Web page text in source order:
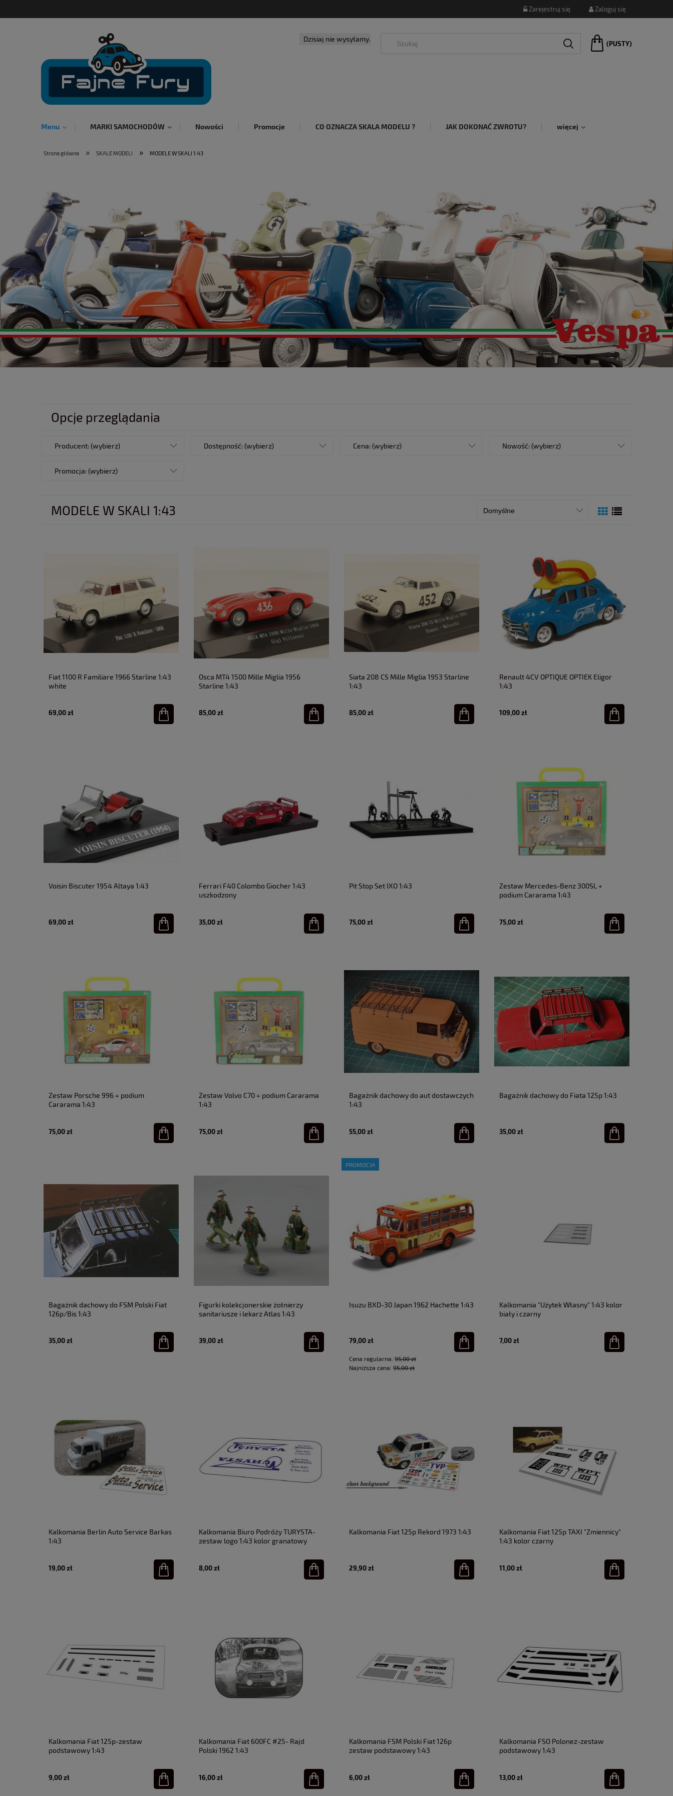
Zarejestruj się Zaloguj się
(PUSTY)
Dzisiaj nie wysyłamy.
Menu MARKI SAMOCHODÓW Nowości Promocje CO OZNACZA SKALA MODELU ? JAK DOKONAĆ ZWROTU? więcej
Strona główna » SKALE MODELI » MODELE W SKALI 1:43
Opcje przeglądania
Producent: (wybierz) Dostępność: (wybierz) Cena: (wybierz) Nowość: (wybierz)
Promocja: (wybierz)
MODELE W SKALI 1:43
Fiat 1100 R Familiare 1966 Starline 1:43
white
69,00 zł
Osca MT4 1500 Mille Miglia 1956
Starline 1:43
85,00 zł
Siata 208 CS Mille Miglia 1953 Starline
1:43
85,00 zł
Renault 4CV OPTIQUE OPTIEK Eligor
1:43
109,00 zł
Voisin Biscuter 1954 Altaya 1:43
69,00 zł
Ferrari F40 Colombo Giocher 1:43
uszkodzony
35,00 zł
Pit Stop Set IXO 1:43
75,00 zł
Zestaw Mercedes-Benz 300SL +
podium Cararama 1:43
75,00 zł
Zestaw Porsche 996 + podium
Cararama 1:43
75,00 zł
Zestaw Volvo C70 + podium Cararama
1:43
75,00 zł
Bagażnik dachowy do aut dostawczych
1:43
55,00 zł
Bagażnik dachowy do Fiata 125p 1:43
35,00 zł
Bagażnik dachowy do FSM Polski Fiat
126p/Bis 1:43
35,00 zł
Figurki kolekcjonerskie żołnierzy
sanitariusze i lekarz Atlas 1:43
39,00 zł
Isuzu BXD-30 Japan 1962 Hachette 1:43
79,00 zł
Cena regularna: 95,00 zł
Najniższa cena: 95,00 zł
PROMOCJA
Kalkomania "Użytek Własny" 1:43 kolor
biały i czarny
7,00 zł
Kalkomania Berlin Auto Service Barkas
1:43
19,00 zł
Kalkomania Biuro Podróży TURYSTA-
zestaw logo 1:43 kolor granatowy
8,00 zł
Kalkomania Fiat 125p Rekord 1973 1:43
29,90 zł
Kalkomania Fiat 125p TAXI "Zmiennicy"
1:43 kolor czarny
11,00 zł
Kalkomania Fiat 125p-zestaw
podstawowy 1:43
9,00 zł
Kalkomania Fiat 600FC #25- Rajd
Polski 1962 1:43
16,00 zł
Kalkomania FSM Polski Fiat 126p
zestaw podstawowy 1:43
6,00 zł
Kalkomania FSO Polonez-zestaw
podstawowy 1:43
13,00 zł